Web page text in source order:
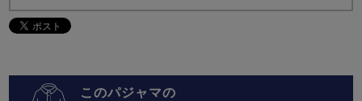
このパジャマの